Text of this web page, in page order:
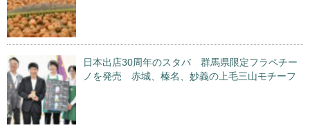
日本出店30周年のスタバ 群馬県限定フラペチー
ノを発売 赤城、榛名、妙義の上毛三山モチーフ